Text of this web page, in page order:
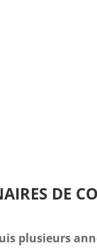
DE
plusieurs